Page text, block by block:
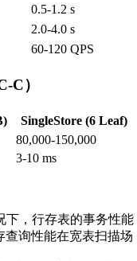
0.5-1.2 s
2.0-4.0 s
60-120 QPS
C）
SingleStore (6 Leaf)
80,000-150,000
3-10 ms
下，行存表的事务性能
查询性能在宽表扫描场